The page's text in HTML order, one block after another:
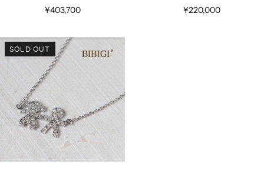
¥403,700 ¥220,000
SOLD OUT